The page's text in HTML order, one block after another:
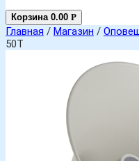
Корзина 0.00 Р
Главная / Магазин /
50T